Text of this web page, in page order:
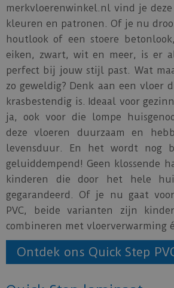
merkvloerenwinkel.nl vind je
kleuren en patronen. Of je nu
houtlook of een stoere
eiken, zwart, wit en meer, is er
perfect bij jouw stijl past. Wat
zo geweldig? Denk aan een vloer
krasbestendig is. Ideaal voor
ja, ook voor die lompe
deze vloeren duurzaam en
levensduur. En het wordt nog
geluiddempend! Geen klossende
kinderen die door het hele
gegarandeerd. Of je nu gaat
PVC, beide varianten zijn
combineren met vloerverwarming
Ontdek ons Quick Step